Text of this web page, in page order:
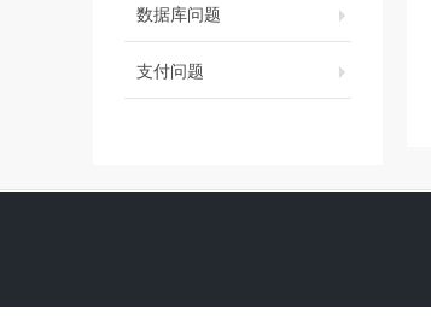
数据库问题
支付问题